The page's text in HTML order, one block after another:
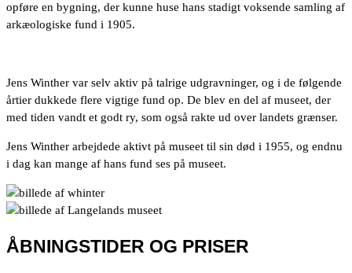
opføre en bygning, der kunne huse hans stadigt voksende samling af
arkæologiske fund i 1905.
Jens Winther var selv aktiv på talrige udgravninger, og i de følgende
årtier dukkede flere vigtige fund op. De blev en del af museet, der
med tiden vandt et godt ry, som også rakte ud over landets grænser.
Jens Winther arbejdede aktivt på museet til sin død i 1955, og endnu
i dag kan mange af hans fund ses på museet.
ÅBNINGSTIDER OG PRISER